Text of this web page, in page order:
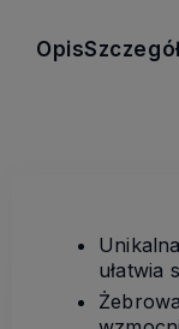
Opis
ułatwia